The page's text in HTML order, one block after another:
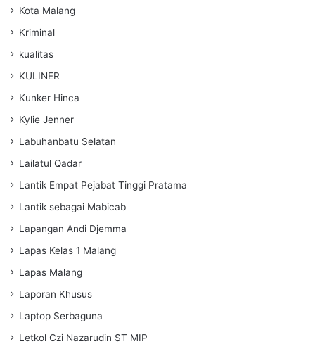
Kota Malang
Kriminal
kualitas
KULINER
Kunker Hinca
Kylie Jenner
Labuhanbatu Selatan
Lailatul Qadar
Lantik Empat Pejabat Tinggi Pratama
Lantik sebagai Mabicab
Lapangan Andi Djemma
Lapas Kelas 1 Malang
Lapas Malang
Laporan Khusus
Laptop Serbaguna
Letkol Czi Nazarudin ST MIP